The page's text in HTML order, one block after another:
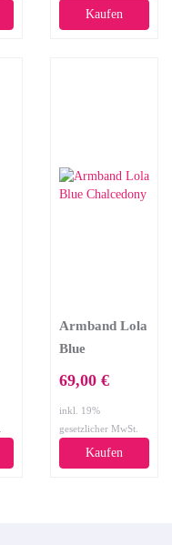
Kaufen
Armband Lola
Blue
69,00 €
inkl. 19%
gesetzlicher MwSt.
Kaufen